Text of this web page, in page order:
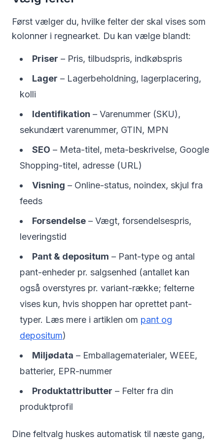
Først vælger du, hvilke felter der skal vises som
kolonner i regnearket. Du kan vælge blandt:
Priser – Pris, tilbudspris, indkøbspris
Lager – Lagerbeholdning, lagerplacering,
kolli
Identifikation – Varenummer (SKU),
sekundært varenummer, GTIN, MPN
SEO – Meta-titel, meta-beskrivelse, Google
Shopping-titel, adresse (URL)
Visning – Online-status, noindex, skjul fra
feeds
Forsendelse – Vægt, forsendelsespris,
leveringstid
Pant & depositum – Pant-type og antal
pant-enheder pr. salgsenhed (antallet kan
også overstyres pr. variant-række; felterne
vises kun, hvis shoppen har oprettet pant-
typer. Læs mere i artiklen om pant og
depositum)
Miljødata – Emballagematerialer, WEEE,
batterier, EPR-nummer
Produktattributter – Felter fra din
produktprofil
Dine feltvalg huskes automatisk til næste gang,